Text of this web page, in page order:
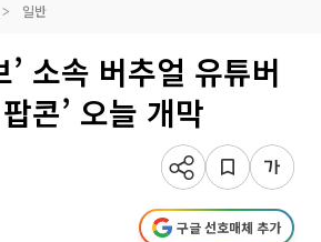
일반
’ 소속 버추얼 유튜버
콘’ 오늘 개막
구글 선호매체 추가